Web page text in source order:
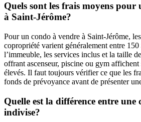
Quels sont les frais moyens pour
à Saint-Jérôme?
Pour un condo à vendre à Saint-Jérôme,
copropriété varient généralement entre
l’immeuble, les services inclus et la taille
offrant ascenseur, piscine ou gym
élevés. Il faut toujours vérifier ce que les
fonds de prévoyance avant de présenter
Quelle est la différence entre une
indivise?